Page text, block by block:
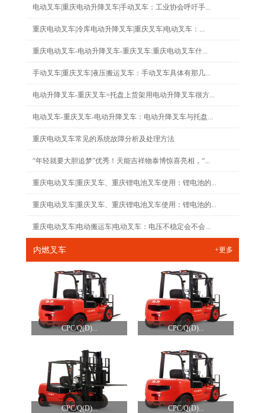
电动叉车|重庆电动升降叉车|手动叉车：工业协会呼吁手...
重庆电动叉车|冷库电动升降叉车|重庆叉车|电动叉车：...
重庆电动叉车-电动升降叉车-重庆叉车:重庆电动叉车什...
手动叉车|重庆叉车|液压搬运叉车：手动叉车具体有那几...
电动升降叉车-重庆叉车=托盘上货架用电动升降叉车很方...
电动叉车-重庆叉车-电动升降叉车：电动升降叉车与托盘...
重庆电动叉车常见的系统故障分析及处理方法
“年轻就要大胆追梦”优秀！天能吉祥物泰博惊喜亮相，“...
重庆电动叉车|重庆叉车、重庆锂电池叉车使用：锂电池的...
重庆电动叉车|重庆叉车、重庆锂电池叉车使用：锂电池的...
重庆电动叉车|电动搬运车|电动叉车：电压不稳定会不会...
内燃叉车 +更多
CPC/Q(D)... CPC/Q(D)...
CPC/Q(D)... CPC/Q(D)...